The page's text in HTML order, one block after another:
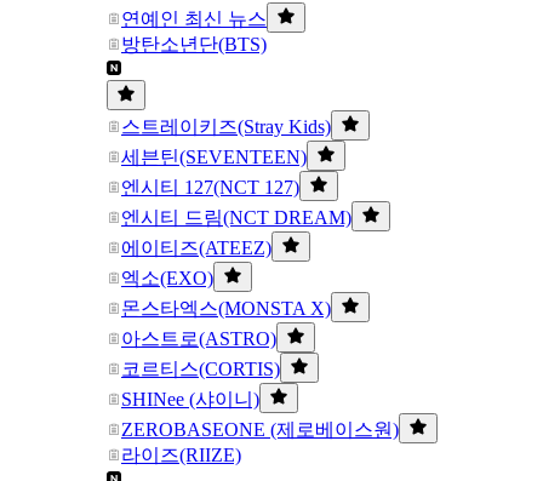
연예인 최신 뉴스
방탄소년단(BTS)
스트레이키즈(Stray Kids)
세븐틴(SEVENTEEN)
엔시티 127(NCT 127)
엔시티 드림(NCT DREAM)
에이티즈(ATEEZ)
엑소(EXO)
몬스타엑스(MONSTA X)
아스트로(ASTRO)
코르티스(CORTIS)
SHINee (샤이니)
ZEROBASEONE (제로베이스원)
라이즈(RIIZE)